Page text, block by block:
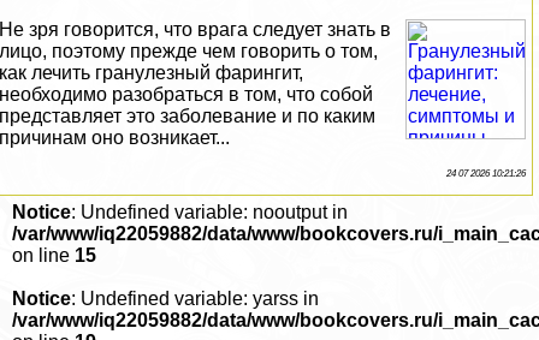
Не зря говорится, что врага следует знать в
лицо, поэтому прежде чем говорить о том,
как лечить гранулезный фарингит,
необходимо разобраться в том, что собой
представляет это заболевание и по каким
причинам оно возникает...
24 07 2026 10:21:26
Notice: Undefined variable: nooutput in
/var/www/iq22059882/data/www/bookcovers.ru/
on line 15
Notice: Undefined variable: yarss in
/var/www/iq22059882/data/www/bookcovers.ru/